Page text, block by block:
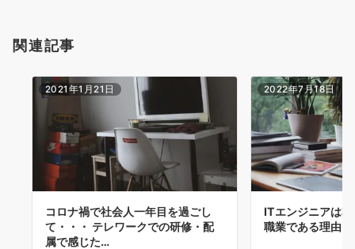
関連記事
2021年1月21日
コロナ禍で社会人一年目を過ごし
て・・・ テレワークでの研修・配
属で感じた…
2022年7月18日
ITエンジニアは
職業である理由